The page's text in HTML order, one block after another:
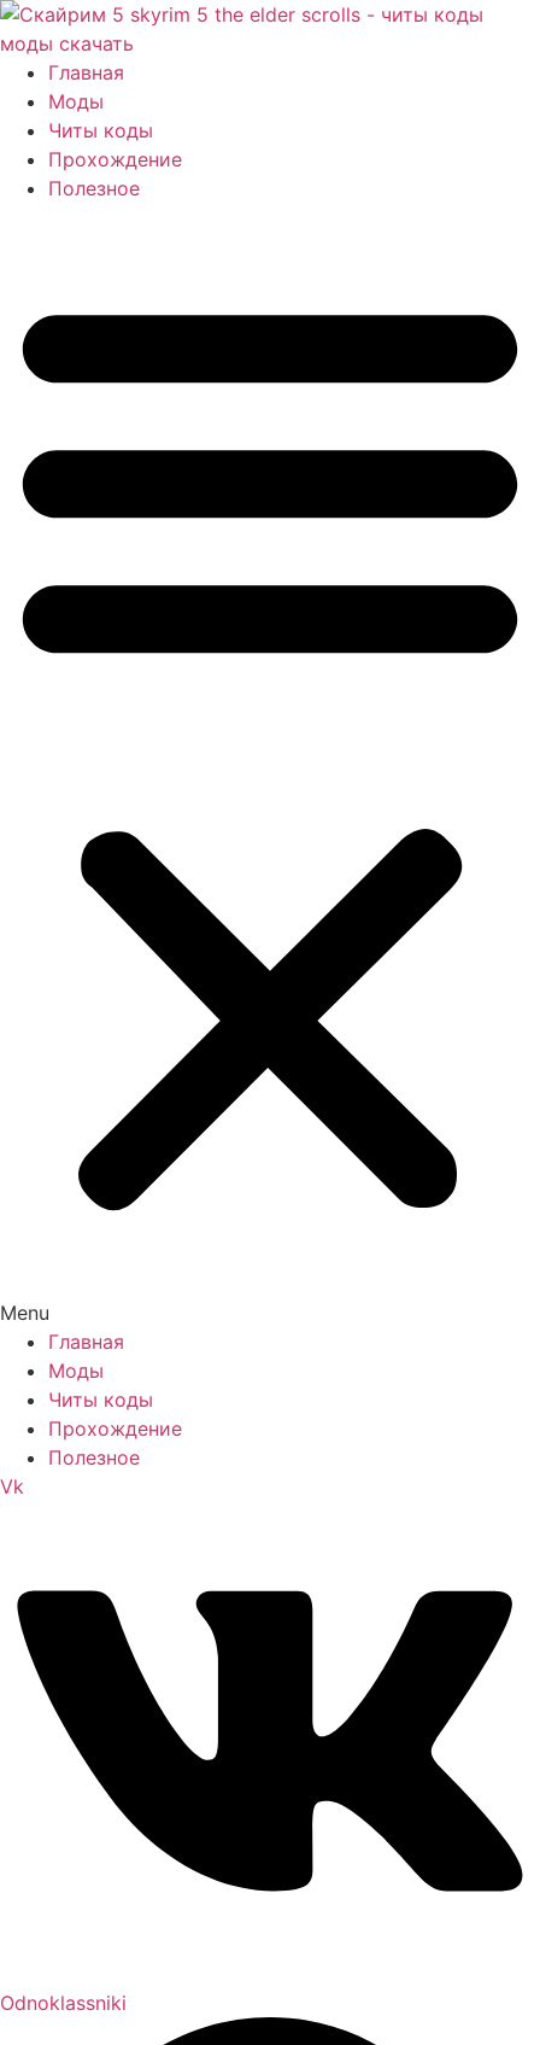
Перейти
к
содержимому
Главная
Моды
Читы коды
Прохождение
Полезное
Menu
Главная
Моды
Читы коды
Прохождение
Полезное
Vk
Odnoklassniki